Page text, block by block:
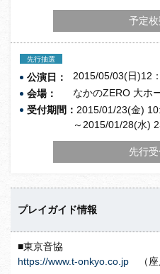
予定
先行抽選
公演日：
2015/05/03(日)12
会場：
なかのZERO 大ホ
受付期間： 2015/01/23(金)
～2015/01/28(水)
先行
プレイガイド情報
■東京音協
https://www.t-onkyo.co.jp （座